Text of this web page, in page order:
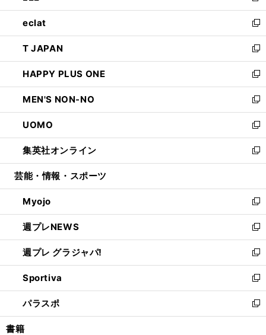
開
く
ウ
で
開
く
ン
ド
ウ
で
開
く
ウ
ィ
ン
ド
ウ
で
開
く
し
い
ウ
ィ
ン
ド
ウ
で
開
く
eclat
新
し
い
ウ
ィ
ン
ド
ウ
で
開
く
T JAPAN
新
し
い
ウ
ィ
ン
ド
ウ
で
開
HAPPY PLUS ONE
新
し
い
ウ
ィ
ン
ド
ウ
開
く
MEN'S NON-NO
新
し
い
ウ
ィ
ン
ウ
で
開
く
UOMO
新
し
い
ウ
ン
ド
ウ
で
開
く
集英社オンライン
新
し
ウ
ィ
ン
ド
ウ
で
開
く
芸能・情報・スポーツ
Myojo
新
し
い
ウ
ィ
ン
ド
ウ
で
開
週プレNEWS
新
し
い
ウ
ィ
ン
ド
ウ
週プレ グラジャパ!
新
し
い
ウ
ィ
ン
Sportiva
新
し
い
ウ
パラスポ
新
し
書籍